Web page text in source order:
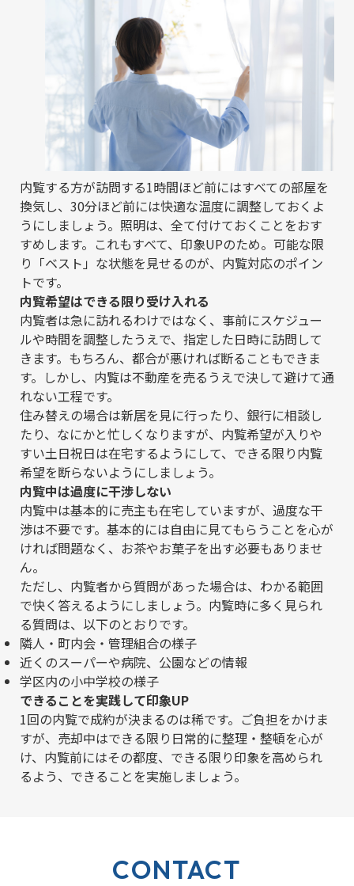
内覧する方が訪問する1時間ほど前にはすべての部屋を
換気し、30分ほど前には快適な温度に調整しておくよ
うにしましょう。照明は、全て付けておくことをおす
すめします。これもすべて、印象UPのため。可能な限
り「ベスト」な状態を見せるのが、内覧対応のポイン
トです。
内覧希望はできる限り受け入れる
内覧者は急に訪れるわけではなく、事前にスケジュー
ルや時間を調整したうえで、指定した日時に訪問して
きます。もちろん、都合が悪ければ断ることもできま
す。しかし、内覧は不動産を売るうえで決して避けて通
れない工程です。
住み替えの場合は新居を見に行ったり、銀行に相談し
たり、なにかと忙しくなりますが、内覧希望が入りや
すい土日祝日は在宅するようにして、できる限り内覧
希望を断らないようにしましょう。
内覧中は過度に干渉しない
内覧中は基本的に売主も在宅していますが、過度な干
渉は不要です。基本的には自由に見てもらうことを心が
ければ問題なく、お茶やお菓子を出す必要もありませ
ん。
ただし、内覧者から質問があった場合は、わかる範囲
で快く答えるようにしましょう。内覧時に多く見られ
る質問は、以下のとおりです。
隣人・町内会・管理組合の様子
近くのスーパーや病院、公園などの情報
学区内の小中学校の様子
できることを実践して印象UP
1回の内覧で成約が決まるのは稀です。ご負担をかけま
すが、売却中はできる限り日常的に整理・整頓を心が
け、内覧前にはその都度、できる限り印象を高められ
るよう、できることを実施しましょう。
CONTACT